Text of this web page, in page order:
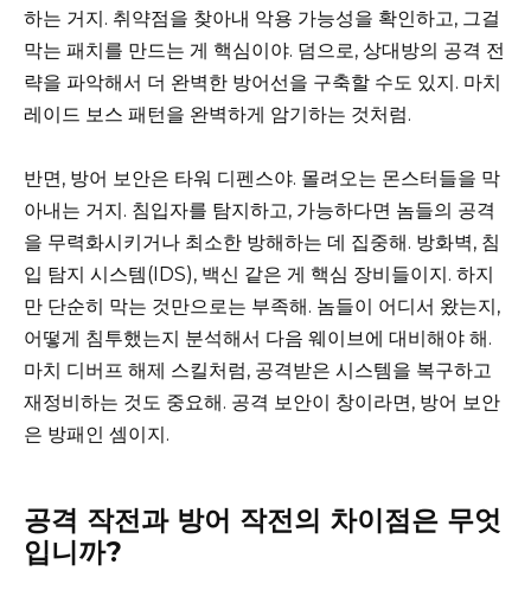
하는 거지. 취약점을 찾아내 악용 가능성을 확인하고, 그걸
막는 패치를 만드는 게 핵심이야. 덤으로, 상대방의 공격 전
략을 파악해서 더 완벽한 방어선을 구축할 수도 있지. 마치
레이드 보스 패턴을 완벽하게 암기하는 것처럼.
반면, 방어 보안은 타워 디펜스야. 몰려오는 몬스터들을 막
아내는 거지. 침입자를 탐지하고, 가능하다면 놈들의 공격
을 무력화시키거나 최소한 방해하는 데 집중해. 방화벽, 침
입 탐지 시스템(IDS), 백신 같은 게 핵심 장비들이지. 하지
만 단순히 막는 것만으로는 부족해. 놈들이 어디서 왔는지,
어떻게 침투했는지 분석해서 다음 웨이브에 대비해야 해.
마치 디버프 해제 스킬처럼, 공격받은 시스템을 복구하고
재정비하는 것도 중요해. 공격 보안이 창이라면, 방어 보안
은 방패인 셈이지.
공격 작전과 방어 작전의 차이점은 무엇
입니까?